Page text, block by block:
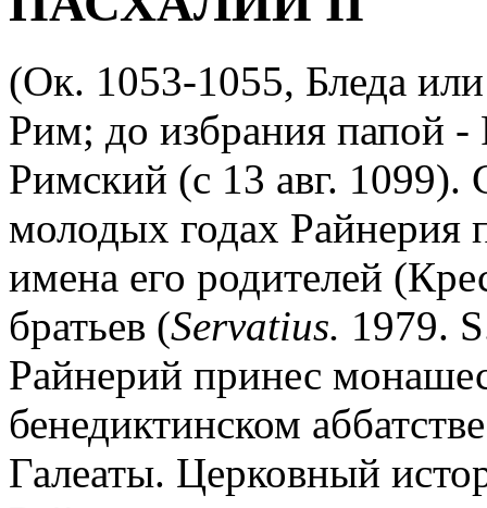
(Ок. 1053-1055, Бледа
Рим; до избрания папой -
Римский (с 13 авг.
молодых годах Райнерия
имена его родителей
братьев (Servatius. 1979.
Райнерий принес
бенедиктинском
Галеаты. Церковный